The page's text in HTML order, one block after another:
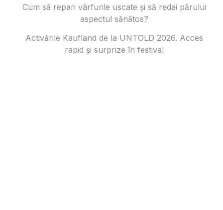
Cum să repari vârfurile uscate și să redai părului
aspectul sănătos?
Activările Kaufland de la UNTOLD 2026. Acces
rapid și surprize în festival